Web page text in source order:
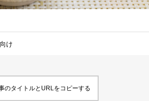
け
のタイトルとURLをコピーする